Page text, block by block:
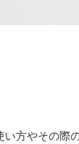
い方やその際